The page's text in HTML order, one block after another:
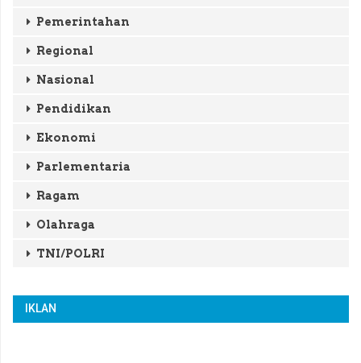
Pemerintahan
Regional
Nasional
Pendidikan
Ekonomi
Parlementaria
Ragam
Olahraga
TNI/POLRI
IKLAN